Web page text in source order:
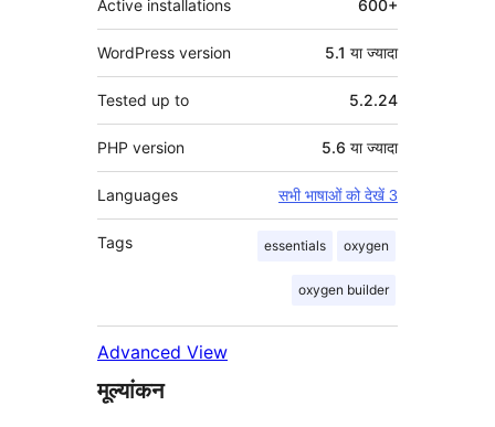
Active installations 600+
WordPress version 5.1 या ज्यादा
Tested up to 5.2.24
PHP version 5.6 या ज्यादा
Languages सभी भाषाओं को देखें 3
Tags essentials oxygen
oxygen builder
Advanced View
मूल्यांकन